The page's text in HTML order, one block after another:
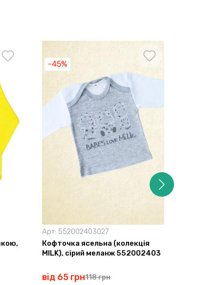
-45%
Арт: 552002403027
Кофточка ясельна (колекція
MILK), сірий меланж 552002403
від 65 грн118 грн